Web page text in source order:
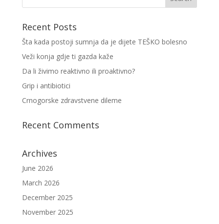
Recent Posts
Šta kada postoji sumnja da je dijete TEŠKO bolesno
Veži konja gdje ti gazda kaže
Da li živimo reaktivno ili proaktivno?
Grip i antibiotici
Crnogorske zdravstvene dileme
Recent Comments
Archives
June 2026
March 2026
December 2025
November 2025